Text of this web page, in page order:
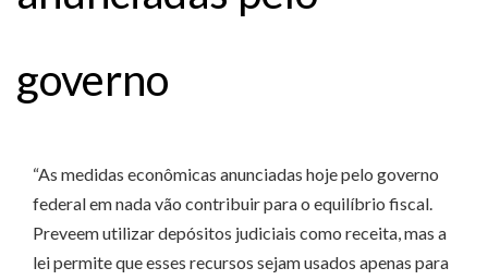
governo
“As medidas econômicas anunciadas hoje pelo governo
federal em nada vão contribuir para o equilíbrio fiscal.
Preveem utilizar depósitos judiciais como receita, mas a
lei permite que esses recursos sejam usados apenas para